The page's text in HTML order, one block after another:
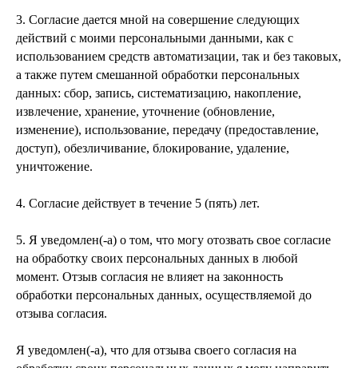
3. Согласие дается мной на совершение следующих
действий с моими персональными данными, как с
использованием средств автоматизации, так и без таковых,
а также путем смешанной обработки персональных
данных: сбор, запись, систематизацию, накопление,
извлечение, хранение, уточнение (обновление,
изменение), использование, передачу (предоставление,
доступ), обезличивание, блокирование, удаление,
уничтожение.
4. Согласие действует в течение 5 (пять) лет.
5. Я уведомлен(-а) о том, что могу отозвать свое согласие
на обработку своих персональных данных в любой
момент. Отзыв согласия не влияет на законность
обработки персональных данных, осуществляемой до
отзыва согласия.
Я уведомлен(-а), что для отзыва своего согласия на